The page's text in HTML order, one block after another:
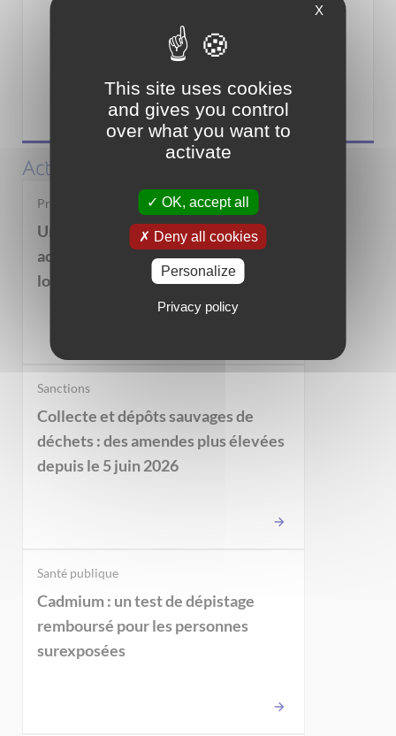
Associations
Actualités
Propriétaires bailleurs
Un dispositif pour vous
accompagner dans la mise en
location de votre bien immobilier
Sanctions
Collecte et dépôts sauvages de
déchets : des amendes plus élevées
depuis le 5 juin 2026
Santé publique
Cadmium : un test de dépistage
remboursé pour les personnes
surexposées
X
This site uses cookies
and gives you control
over what you want to
activate
OK, accept all
Deny all cookies
Personalize
Privacy policy